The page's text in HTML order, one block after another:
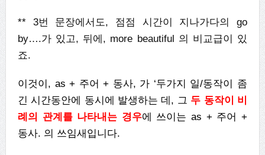
** 3번 문장에서도, 점점 시간이 지나가다의 go
by….가 있고, 뒤에, more beautiful 의 비교급이 있
죠.
이것이, as + 주어 + 동사, 가 ‘두가지 일/동작이 좀
긴 시간동안에 동시에 발생하는 데, 그 두 동작이 비
례의 관계를 나타내는 경우에 쓰이는 as + 주어 +
동사. 의 쓰임새입니다.